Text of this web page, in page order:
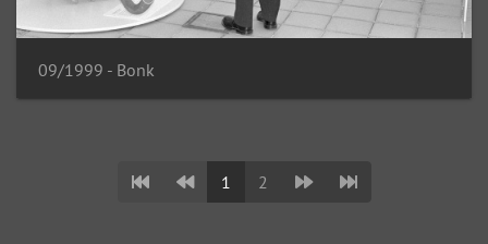
09/1999 - Bonk
1 2